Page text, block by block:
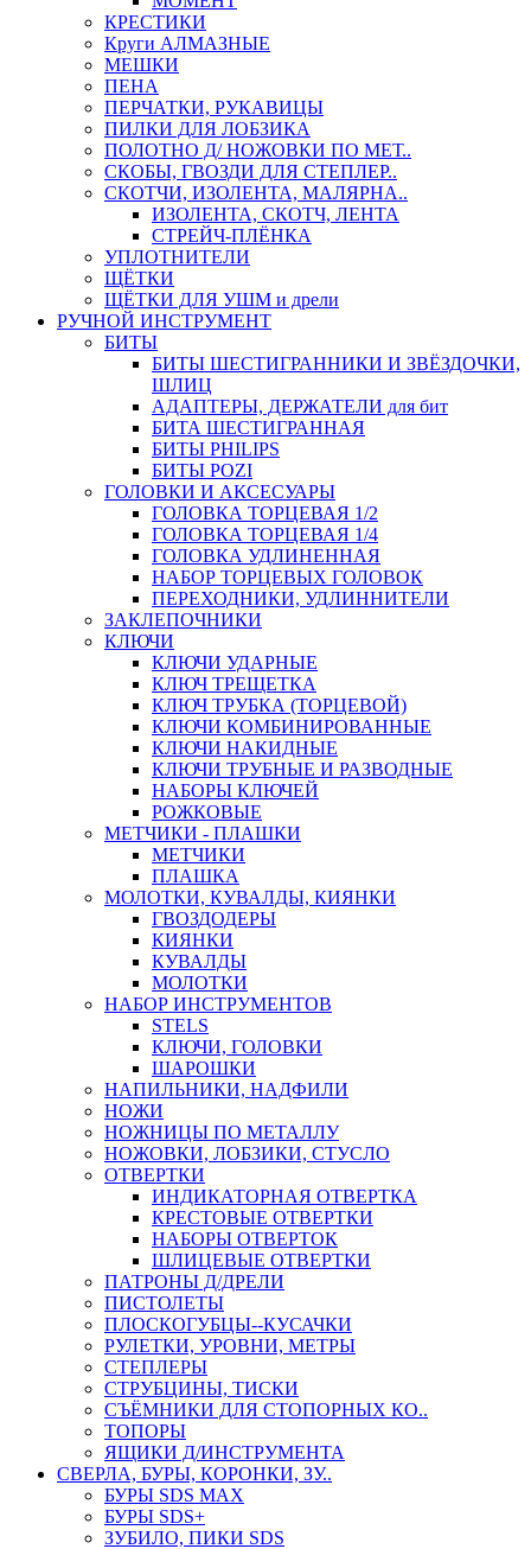
КРЕСТИКИ
Круги АЛМАЗНЫЕ
МЕШКИ
ПЕНА
ПЕРЧАТКИ, РУКАВИЦЫ
ПИЛКИ ДЛЯ ЛОБЗИКА
ПОЛОТНО Д/ НОЖОВКИ ПО МЕТ..
СКОБЫ, ГВОЗДИ ДЛЯ СТЕПЛЕР..
СКОТЧИ, ИЗОЛЕНТА, МАЛЯРНА..
ИЗОЛЕНТА, СКОТЧ, ЛЕНТА
СТРЕЙЧ-ПЛЁНКА
УПЛОТНИТЕЛИ
ЩЁТКИ
ЩЁТКИ ДЛЯ УШМ и дрели
РУЧНОЙ ИНСТРУМЕНТ
БИТЫ
БИТЫ ШЕСТИГРАННИКИ И ЗВЁЗДОЧКИ,
ШЛИЦ
АДАПТЕРЫ, ДЕРЖАТЕЛИ для бит
БИТА ШЕСТИГРАННАЯ
БИТЫ PHILIPS
БИТЫ POZI
ГОЛОВКИ И АКСЕСУАРЫ
ГОЛОВКА ТОРЦЕВАЯ 1/2
ГОЛОВКА ТОРЦЕВАЯ 1/4
ГОЛОВКА УДЛИНЕННАЯ
НАБОР ТОРЦЕВЫХ ГОЛОВОК
ПЕРЕХОДНИКИ, УДЛИННИТЕЛИ
ЗАКЛЕПОЧНИКИ
КЛЮЧИ
КЛЮЧИ УДАРНЫЕ
КЛЮЧ ТРЕЩЕТКА
КЛЮЧ ТРУБКА (ТОРЦЕВОЙ)
КЛЮЧИ КОМБИНИРОВАННЫЕ
КЛЮЧИ НАКИДНЫЕ
КЛЮЧИ ТРУБНЫЕ И РАЗВОДНЫЕ
НАБОРЫ КЛЮЧЕЙ
РОЖКОВЫЕ
МЕТЧИКИ - ПЛАШКИ
МЕТЧИКИ
ПЛАШКА
МОЛОТКИ, КУВАЛДЫ, КИЯНКИ
ГВОЗДОДЕРЫ
КИЯНКИ
КУВАЛДЫ
МОЛОТКИ
НАБОР ИНСТРУМЕНТОВ
STELS
КЛЮЧИ, ГОЛОВКИ
ШАРОШКИ
НАПИЛЬНИКИ, НАДФИЛИ
НОЖИ
НОЖНИЦЫ ПО МЕТАЛЛУ
НОЖОВКИ, ЛОБЗИКИ, СТУСЛО
ОТВЕРТКИ
ИНДИКАТОРНАЯ ОТВЕРТКА
КРЕСТОВЫЕ ОТВЕРТКИ
НАБОРЫ ОТВЕРТОК
ШЛИЦЕВЫЕ ОТВЕРТКИ
ПАТРОНЫ Д/ДРЕЛИ
ПИСТОЛЕТЫ
ПЛОСКОГУБЦЫ--КУСАЧКИ
РУЛЕТКИ, УРОВНИ, МЕТРЫ
СТЕПЛЕРЫ
СТРУБЦИНЫ, ТИСКИ
СЪЁМНИКИ ДЛЯ СТОПОРНЫХ КО..
ТОПОРЫ
ЯЩИКИ Д/ИНСТРУМЕНТА
СВЕРЛА, БУРЫ, КОРОНКИ, ЗУ..
БУРЫ SDS MAX
БУРЫ SDS+
ЗУБИЛО, ПИКИ SDS